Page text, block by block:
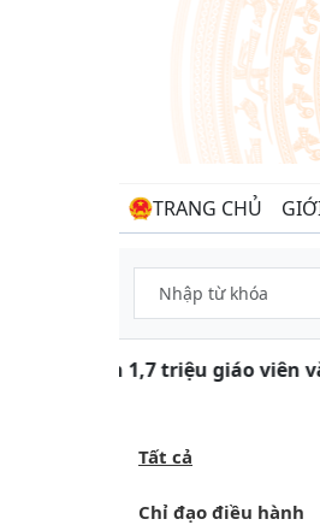
TRANG CHỦ
Gần 1,7 triệu giáo viên
Tất cả
Chỉ đạo điều hành